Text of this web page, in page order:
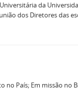
da
dos Diretores das
no País; Em missão no